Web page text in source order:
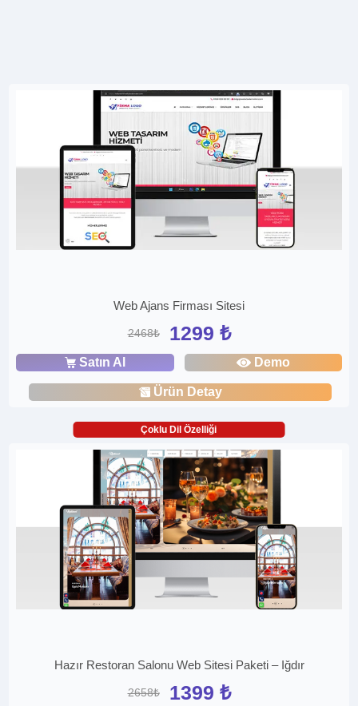
Web Ajans Firması Sitesi
2468₺ 1299 ₺
Satın Al Demo
Ürün Detay
Çoklu Dil Özelliği
Hazır Restoran Salonu Web Sitesi Paketi – Iğdır
2658₺ 1399 ₺